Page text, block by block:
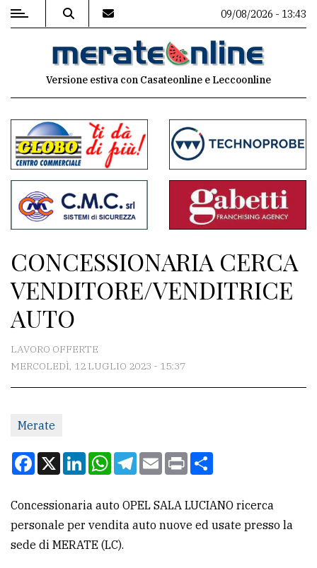
MENU
commenti
Contenuti
del
sito
Associazioni
Meteo
CONTATTI
Scrivici
Per
la
pubblicità
09/08/2026 - 13:43
Versione estiva con Casateonline e Leccoonline
CONCESSIONARIA CERCA
VENDITORE/VENDITRICE
AUTO
LAVORO OFFERTE
MERCOLEDÌ, 12 LUGLIO 2023 - 15:37
Merate
Facebook
X LinkedInWhatsApp
Telegram
EmailPrint
Concessionaria auto OPEL SALA LUCIANO ricerca
personale per vendita auto nuove ed usate presso la
sede di MERATE (LC).